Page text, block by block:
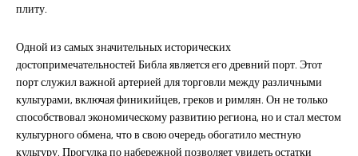
плиту.
Одной из самых значительных исторических
достопримечательностей Библа является его древний порт. Этот
порт служил важной артерией для торговли между различными
культурами, включая финикийцев, греков и римлян. Он не только
способствовал экономическому развитию региона, но и стал местом
культурного обмена, что в свою очередь обогатило местную
культуру. Прогулка по набережной позволяет увидеть остатки